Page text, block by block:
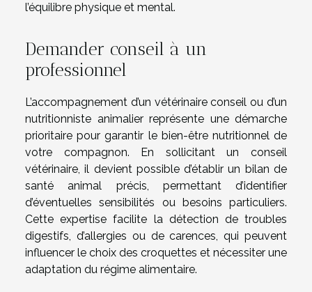
l’équilibre physique et mental.
Demander conseil à un
professionnel
L’accompagnement d’un vétérinaire conseil ou d’un
nutritionniste animalier représente une démarche
prioritaire pour garantir le bien-être nutritionnel de
votre compagnon. En sollicitant un conseil
vétérinaire, il devient possible d’établir un bilan de
santé animal précis, permettant d’identifier
d’éventuelles sensibilités ou besoins particuliers.
Cette expertise facilite la détection de troubles
digestifs, d’allergies ou de carences, qui peuvent
influencer le choix des croquettes et nécessiter une
adaptation du régime alimentaire.